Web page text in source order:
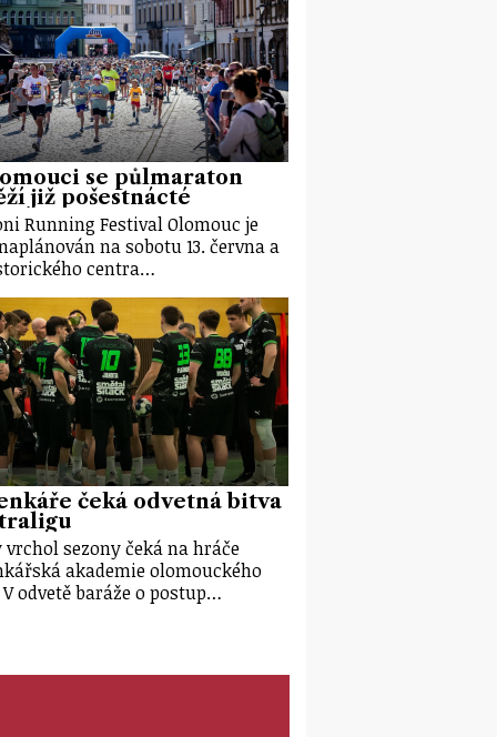
se půlmaraton
již pošestnácté
Running Festival Olomouc je
na sobotu 13. června a
centra…
čeká odvetná bitva
vrchol sezony čeká na hráče
akademie olomouckého
odvetě baráže o postup…